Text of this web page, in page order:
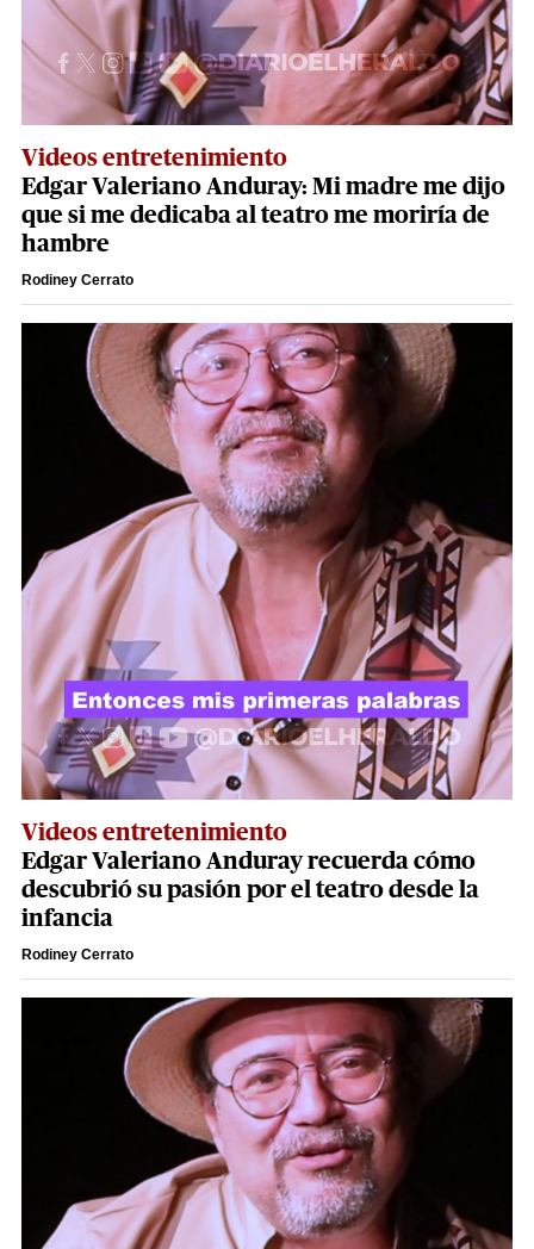
Videos entretenimiento
Edgar Valeriano Anduray: Mi madre me dijo
que si me dedicaba al teatro me moriría de
hambre
Rodiney Cerrato
Videos entretenimiento
Edgar Valeriano Anduray recuerda cómo
descubrió su pasión por el teatro desde la
infancia
Rodiney Cerrato